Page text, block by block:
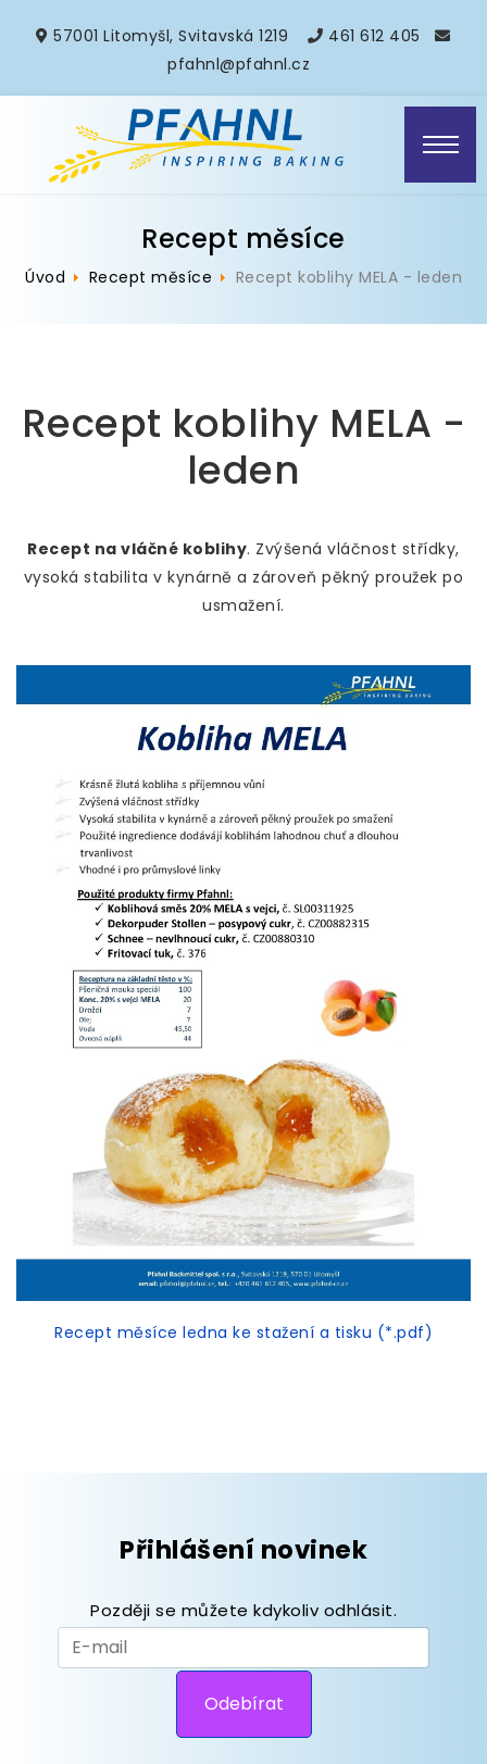
57001 Litomyšl, Svitavská 1219
461 612 405
pfahnl@pfahnl.cz
Recept měsíce
Úvod Recept měsíce Recept koblihy MELA - leden
Recept koblihy MELA -
leden
Recept na vláčné koblihy. Zvýšená vláčnost střídky,
vysoká stabilita v kynárně a zároveň pěkný proužek po
usmažení.
Recept měsíce ledna ke stažení a tisku (*.pdf)
Přihlášení novinek
Později se můžete kdykoliv odhlásit.